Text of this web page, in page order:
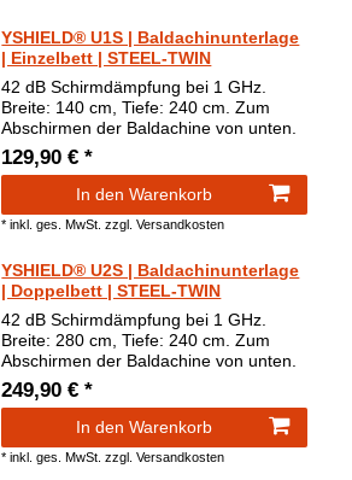
YSHIELD® U1S | Baldachinunterlage
| Einzelbett | STEEL-TWIN
42 dB Schirmdämpfung bei 1 GHz.
Breite: 140 cm, Tiefe: 240 cm. Zum
Abschirmen der Baldachine von unten.
129,90 € *
In den Warenkorb
*inkl. ges. MwSt. zzgl.Versandkosten
YSHIELD® U2S | Baldachinunterlage
| Doppelbett | STEEL-TWIN
42 dB Schirmdämpfung bei 1 GHz.
Breite: 280 cm, Tiefe: 240 cm. Zum
Abschirmen der Baldachine von unten.
249,90 € *
In den Warenkorb
*inkl. ges. MwSt. zzgl.Versandkosten